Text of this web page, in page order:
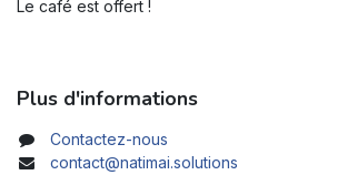
Le café est offert !
Plus d'informations
Contactez-nous
contact@natimai.solutions